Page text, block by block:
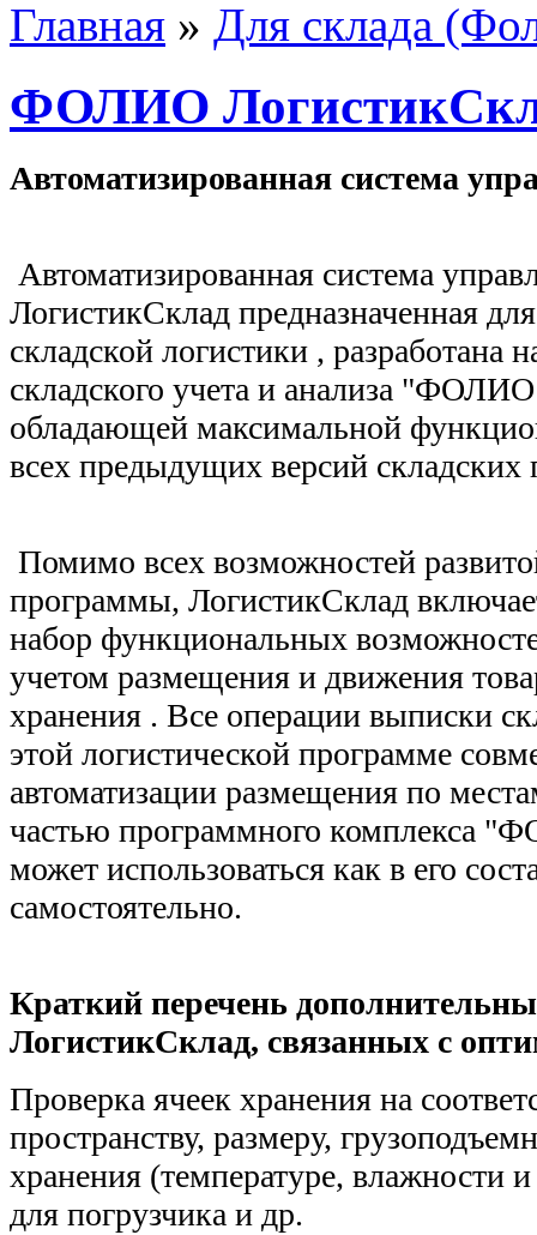
Главная » Для склада
ФОЛИО
Автоматизированная система
Автоматизированная система
ЛогистикСклад предназначенная
складской логистики , разработана
складского учета и анализа
обладающей максимальной
всех предыдущих версий
Помимо всех возможностей
программы, ЛогистикСклад
набор функциональных
учетом размещения и движения
хранения . Все операции выписки
этой логистической программе
автоматизации размещения по
частью программного комплекса
может использоваться как в его
самостоятельно.
Краткий перечень
ЛогистикСклад, связанных с
Проверка ячеек хранения на
пространству, размеру,
хранения (температуре, влажности
для погрузчика и др.